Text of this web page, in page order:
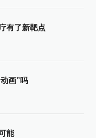
有了新靶点
画”吗
能